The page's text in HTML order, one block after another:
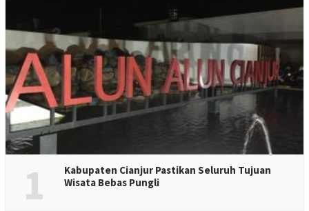
1
Kabupaten Cianjur Pastikan Seluruh Tujuan
Wisata Bebas Pungli